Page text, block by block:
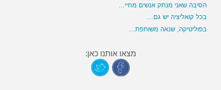
הסיבה שאני מנתק אנשים מחיי…
בכל קואליציה יש גם…
בפוליטיקה, שנאה משותפת…
מצאו אותנו כאן: